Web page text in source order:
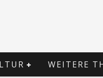
WEITERE